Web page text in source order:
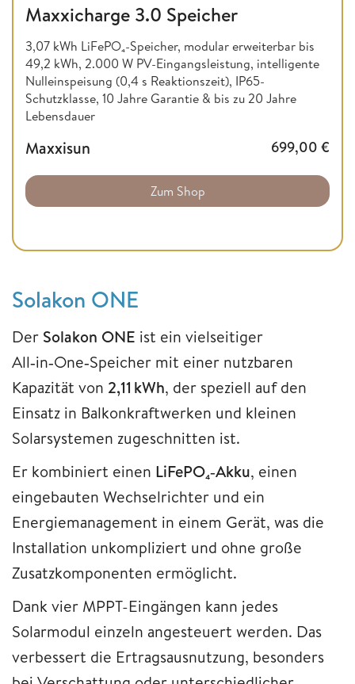
Maxxicharge 3.0 Speicher
3,07 kWh LiFePO₄-Speicher, modular erweiterbar bis
49,2 kWh, 2.000 W PV-Eingangsleistung, intelligente
Nulleinspeisung (0,4 s Reaktionszeit), IP65-
Schutzklasse, 10 Jahre Garantie & bis zu 20 Jahre
Lebensdauer
Maxxisun 699,00 €
Zum Shop
Solakon ONE
Der Solakon ONE ist ein vielseitiger
All‑in‑One‑Speicher mit einer nutzbaren
Kapazität von 2,11 kWh, der speziell auf den
Einsatz in Balkonkraftwerken und kleinen
Solarsystemen zugeschnitten ist.
Er kombiniert einen LiFePO₄‑Akku, einen
eingebauten Wechselrichter und ein
Energiemanagement in einem Gerät, was die
Installation unkompliziert und ohne große
Zusatzkomponenten ermöglicht.
Dank vier MPPT-Eingängen kann jedes
Solarmodul einzeln angesteuert werden. Das
verbessert die Ertragsausnutzung, besonders